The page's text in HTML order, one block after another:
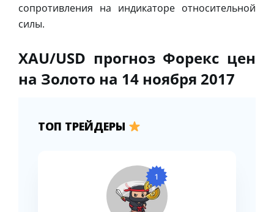
сопротивления на индикаторе относительной
силы.
XAU/USD прогноз Форекс цен
на Золото на 14 ноября 2017
ТОП ТРЕЙДЕРЫ
1